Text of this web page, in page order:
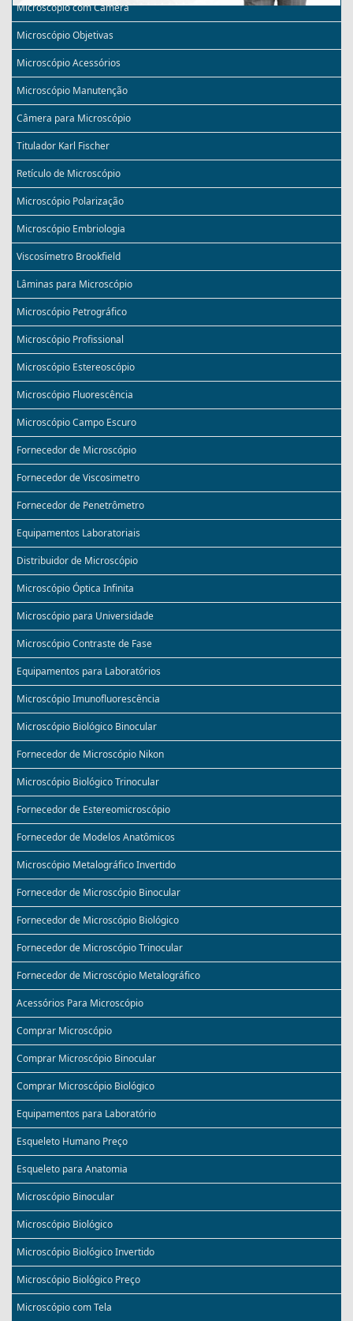
Microscópio com Câmera
Microscópio Objetivas
Microscópio Acessórios
Microscópio Manutenção
Câmera para Microscópio
Titulador Karl Fischer
Retículo de Microscópio
Microscópio Polarização
Microscópio Embriologia
Viscosímetro Brookfield
Lâminas para Microscópio
Microscópio Petrográfico
Microscópio Profissional
Microscópio Estereoscópio
Microscópio Fluorescência
Microscópio Campo Escuro
Fornecedor de Microscópio
Fornecedor de Viscosimetro
Fornecedor de Penetrômetro
Equipamentos Laboratoriais
Distribuidor de Microscópio
Microscópio Óptica Infinita
Microscópio para Universidade
Microscópio Contraste de Fase
Equipamentos para Laboratórios
Microscópio Imunofluorescência
Microscópio Biológico Binocular
Fornecedor de Microscópio Nikon
Microscópio Biológico Trinocular
Fornecedor de Estereomicroscópio
Fornecedor de Modelos Anatômicos
Microscópio Metalográfico Invertido
Fornecedor de Microscópio Binocular
Fornecedor de Microscópio Biológico
Fornecedor de Microscópio Trinocular
Fornecedor de Microscópio Metalográfico
Acessórios Para Microscópio
Comprar Microscópio
Comprar Microscópio Binocular
Comprar Microscópio Biológico
Equipamentos para Laboratório
Esqueleto Humano Preço
Esqueleto para Anatomia
Microscópio Binocular
Microscópio Biológico
Microscópio Biológico Invertido
Microscópio Biológico Preço
Microscópio com Tela